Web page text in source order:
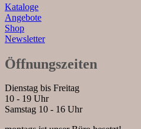
Kataloge
Angebote
Shop
Newsletter
Öffnungszeiten
Dienstag bis Freitag
10 - 19 Uhr
Samstag 10 - 16 Uhr